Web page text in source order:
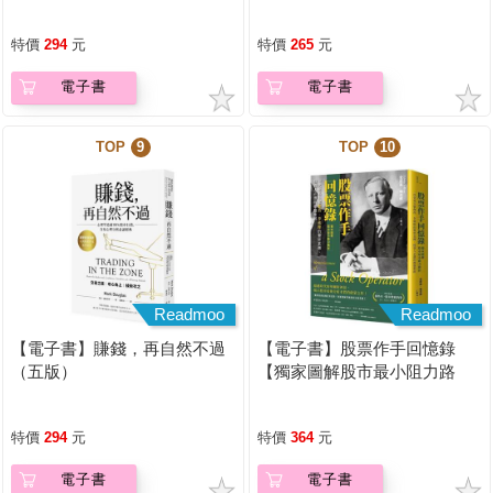
特價 294 元
電子書
特價 265 元
電子書
TOP 9
Readmoo
【電子書】賺錢，再自然不過
（五版）
特價 294 元
電子書
TOP 10
Readmoo
【電子書】股票作手回憶錄
【獨家圖解股市最小阻力路
特價 364 元
電子書